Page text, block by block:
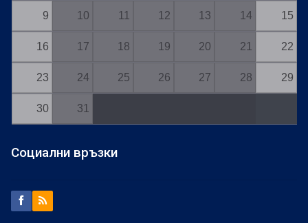
9 10 11 12 13 14 15
16 17 18 19 20 21 22
23 24 25 26 27 28 29
30 31
Социални връзки